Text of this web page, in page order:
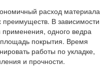
расход материала
В зависимости
применения, одного ведра
площадь покрытия. Время
работы по укладке,
и прочности.